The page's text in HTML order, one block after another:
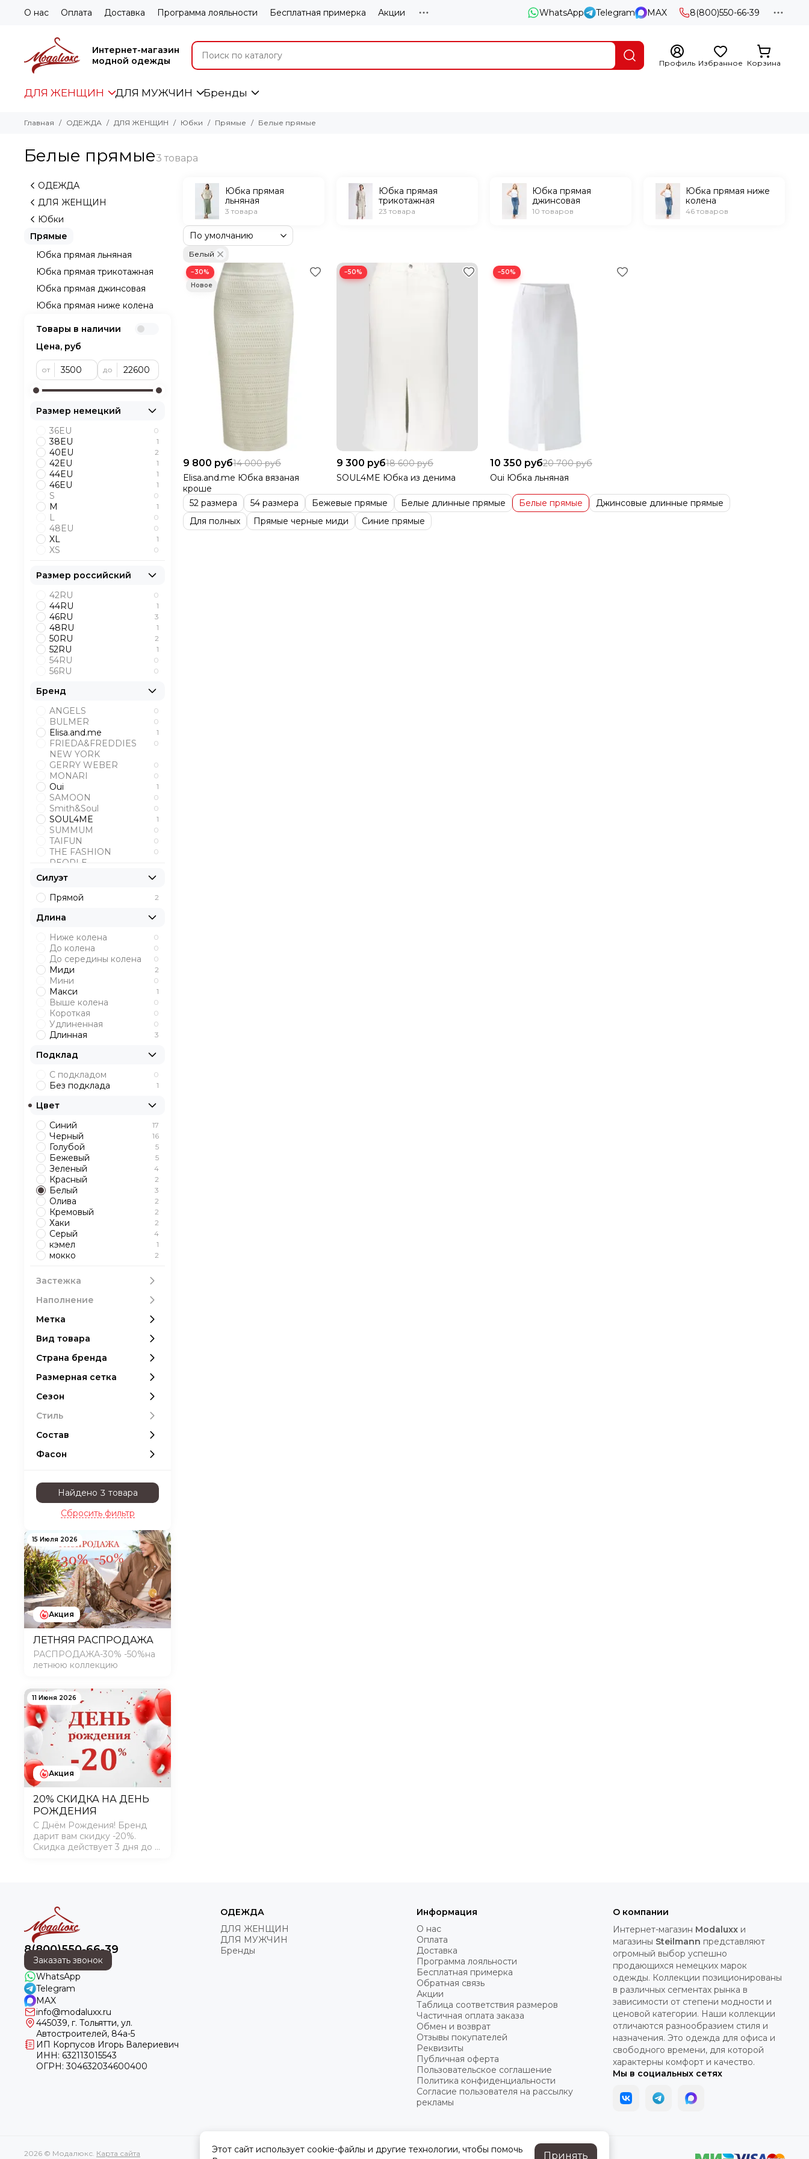
О нас Оплата Доставка Программа лояльности Бесплатная примерка Акции WhatsApp Telegram MAX 8(800)550-66-39
Интернет-магазин
модной одежды
Профиль Избранное Корзина
ДЛЯ ЖЕНЩИН ДЛЯ МУЖЧИН Бренды
Главная ОДЕЖДА ДЛЯ ЖЕНЩИН Юбки Прямые Белые прямые
Белые прямые
Юбка прямая
льняная
3 товара
Юбка прямая
трикотажная
23 товара
Юбка прямая
джинсовая
10 товаров
Юбка прямая ниже
колена
46 товаров
Белый
−30%
9 800 руб14 000 руб
Elisa.and.me Юбка вязаная
кроше
−50%
9 300 руб18 600 руб
SOUL4ME Юбка из денима
−50%
10 350 руб20 700 руб
Oui Юбка льняная
52 размера 54 размера Бежевые прямые Белые длинные прямые Белые прямые
Джинсовые длинные прямые
Для полных
Прямые черные миди Синие прямые
ОДЕЖДА
ДЛЯ ЖЕНЩИН
Юбки
Прямые
Юбка прямая льняная
Юбка прямая трикотажная
Юбка прямая джинсовая
Юбка прямая ниже колена
Товары в наличии
Цена, руб
от до
Размер немецкий
36EU
0
38EU 1
40EU 2
42EU 1
44EU 1
46EU 1
S 0
M 1
L 0
48EU 0
XL 1
XS 0
Размер российский
42RU
0
44RU 1
46RU 3
48RU 1
50RU 2
52RU 1
54RU 0
56RU 0
Бренд
ANGELS
0
BULMER 0
Elisa.and.me 1
FRIEDA&FREDDIES
NEW YORK
0
GERRY WEBER 0
MONARI 0
Oui 1
SAMOON 0
Smith&Soul 0
SOUL4ME 1
SUMMUM 0
TAIFUN 0
THE FASHION
PEOPLE
0
UNQ 0
Силуэт
Прямой
2
Длина
Ниже колена
0
До колена 0
До середины колена 0
Миди 2
Мини 0
Макси 1
Выше колена 0
Короткая 0
Удлиненная 0
Длинная 3
Подклад
С подкладом
0
Без подклада 1
Цвет
Синий
17
Черный 16
Голубой 5
Бежевый 5
Зеленый 4
Красный 2
Белый 3
Олива 2
Кремовый 2
Хаки 2
Серый 4
кэмел 1
мокко 2
Застежка
Наполнение
Метка
Вид товара
Страна бренда
Размерная сетка
Сезон
Стиль
Состав
Фасон
Найдено 3 товара
Сбросить фильтр
15 Июля 2026
Акция
ЛЕТНЯЯ РАСПРОДАЖА
РАСПРОДАЖА-30% -50%на
летнюю коллекцию
11 Июня 2026
Акция
20% СКИДКА НА ДЕНЬ
РОЖДЕНИЯ
С Днём Рождения! Бренд
дарит вам скидку -20%.
Скидка действует 3 дня до и
суммируются.
8(800)550-66-39
Заказать звонок
WhatsApp
Telegram
MAX
info@modaluxx.ru
445039, г. Тольятти, ул.
Автостроителей, 84а-5
ИП Корпусов Игорь Валериевич
ИНН: 632113015543
ОГРН: 304632034600400
ОДЕЖДА
ДЛЯ ЖЕНЩИН
ДЛЯ МУЖЧИН
Бренды
Информация
О нас
Оплата
Доставка
Программа лояльности
Бесплатная примерка
Обратная связь
Акции
Таблица соответствия размеров
Частичная оплата заказа
Обмен и возврат
Отзывы покупателей
Реквизиты
Публичная оферта
Пользовательское соглашение
Политика конфиденциальности
Согласие пользователя на рассылку
рекламы
О компании
Интернет-магазин Modaluxx и
магазины Steilmann представляют
огромный выбор успешно
продающихся немецких марок
одежды. Коллекции позиционированы
в различных сегментах рынка в
зависимости от степени модности и
ценовой категории. Наши коллекции
отличаются разнообразием стиля и
назначения. Это одежда для офиса и
свободного времени, для которой
характерны комфорт и качество.
Мы в социальных сетях
2026 © Модалюкс. Карта сайта
Этот сайт использует cookie-файлы и другие технологии, чтобы помочь
Принять